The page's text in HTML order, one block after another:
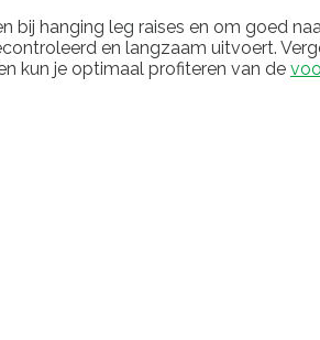
bij hanging leg raises en om goed
en langzaam uitvoert.
kun je optimaal profiteren van de